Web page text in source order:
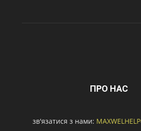
ПРО НАС
зв'язатися з нами: